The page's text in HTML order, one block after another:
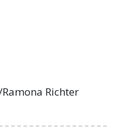
Richter